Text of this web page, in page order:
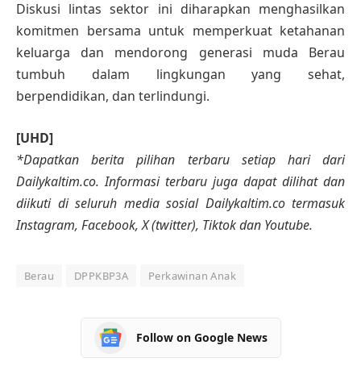
Diskusi lintas sektor ini diharapkan menghasilkan
komitmen bersama untuk memperkuat ketahanan
keluarga dan mendorong generasi muda Berau
tumbuh dalam lingkungan yang sehat,
berpendidikan, dan terlindungi.
[UHD]
*Dapatkan berita pilihan terbaru setiap hari dari
Dailykaltim.co. Informasi terbaru juga dapat dilihat dan
diikuti di seluruh media sosial Dailykaltim.co termasuk
Instagram, Facebook, X (twitter), Tiktok dan Youtube.
Berau DPPKBP3A Perkawinan Anak
Follow on Google News